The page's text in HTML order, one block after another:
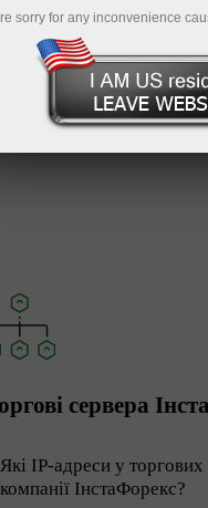
рахунок
сервера
Які IP-адреси у торгових
компанії ІнстаФорекс?
sorry for any inconvenience